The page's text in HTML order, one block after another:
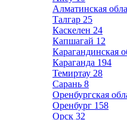
Алматинская
Талгар 25
Каскелен 24
Капшагай 12
Карагандинская
Караганда 194
Темиртау 28
Сарань 8
Оренбургская
Оренбург 158
Орск 32